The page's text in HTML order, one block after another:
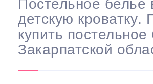
детскую кроватку.
купить
Закарпатской